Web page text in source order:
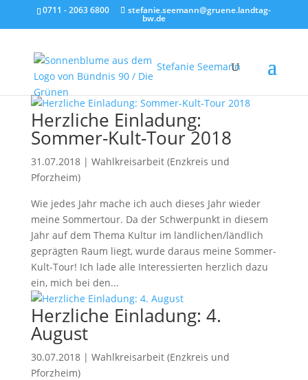
0711 - 2063 6800 stefanie.seemann@gruene.landtag-
bw.de
Stefanie Seemann
Herzliche Einladung:
Sommer-Kult-Tour 2018
31.07.2018| Wahlkreisarbeit (Enzkreis und
Pforzheim)
Wie jedes Jahr mache ich auch dieses Jahr wieder
meine Sommertour. Da der Schwerpunkt in diesem
Jahr auf dem Thema Kultur im ländlichen/ländlich
geprägten Raum liegt, wurde daraus meine Sommer-
Kult-Tour! Ich lade alle Interessierten herzlich dazu
ein, mich bei den...
Herzliche Einladung: 4.
August
30.07.2018| Wahlkreisarbeit (Enzkreis und
Pforzheim)